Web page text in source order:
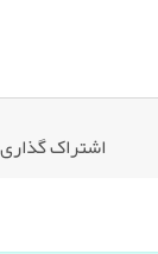
اشتراک